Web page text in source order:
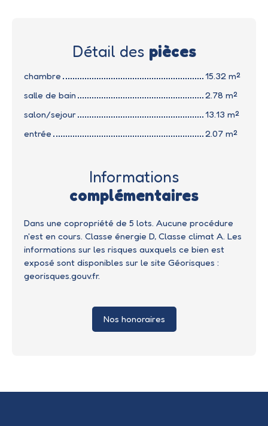
Détail des pièces
chambre
15.32 m²
salle de bain
2.78 m²
salon/sejour
13.13 m²
entrée
2.07 m²
Informations
complémentaires
Dans une copropriété de 5 lots. Aucune procédure
n'est en cours. Classe énergie D, Classe climat A. Les
informations sur les risques auxquels ce bien est
exposé sont disponibles sur le site Géorisques :
georisques.gouv.fr.
Nos honoraires